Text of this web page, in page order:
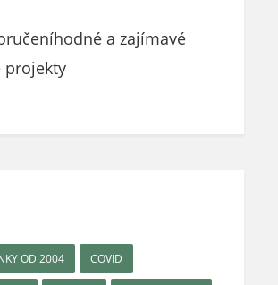
a zajímavé
projekty
OD 2004 COVID